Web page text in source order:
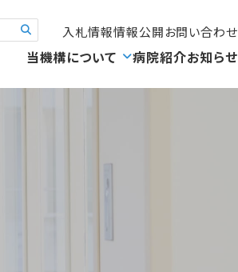
入札情報情報公開お問い合わせ
当機構について 病院紹介お知らせ